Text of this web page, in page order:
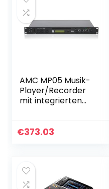
AMC MP05 Musik-
Player/Recorder
mit integrierten
€373.03